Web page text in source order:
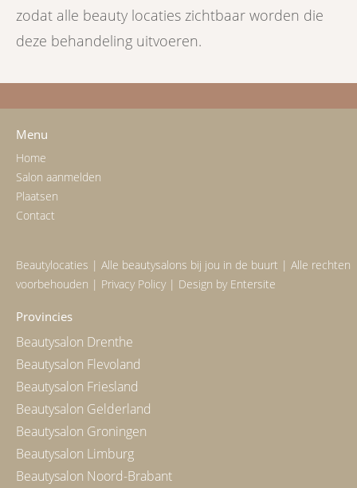
zodat alle beauty locaties zichtbaar worden die
deze behandeling uitvoeren.
Menu
Home
Salon aanmelden
Plaatsen
Contact
Beautylocaties | Alle beautysalons bij jou in de buurt | Alle rechten
voorbehouden | Privacy Policy| Design by Entersite
Provincies
Beautysalon Drenthe
Beautysalon Flevoland
Beautysalon Friesland
Beautysalon Gelderland
Beautysalon Groningen
Beautysalon Limburg
Beautysalon Noord-Brabant